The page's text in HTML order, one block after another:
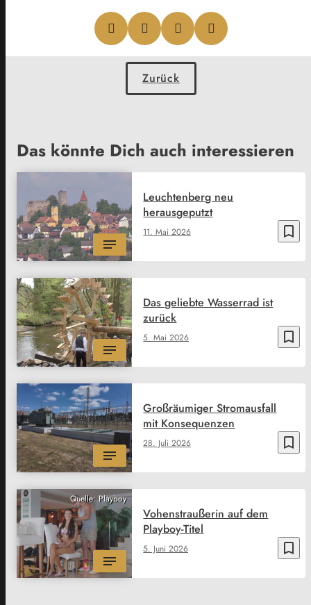
Zurück
Das könnte Dich auch interessieren
bookmark_border
11. Mai 2026
Leuchtenberg neu
herausgeputzt
bookmark_border
5. Mai 2026
Das geliebte Wasserrad ist
zurück
bookmark_border
28. Juli 2026
Großräumiger Stromausfall
mit Konsequenzen
Quelle: Playboy
bookmark_border
5. Juni 2026
Vohenstraußerin auf dem
Playboy-Titel